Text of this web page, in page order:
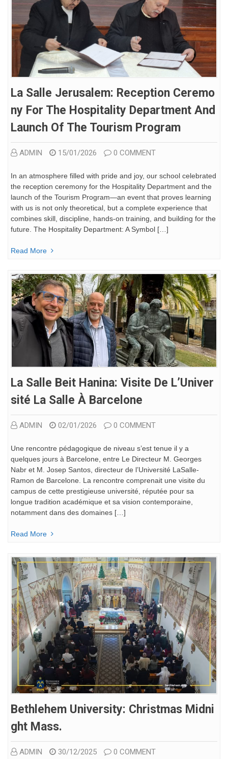
La Salle Jerusalem: Reception Ceremo
Ny For The Hospitality Department And
Launch Of The Tourism Program
ADMIN 15/01/2026 0 COMMENT
In an atmosphere filled with pride and joy, our school celebrated
the reception ceremony for the Hospitality Department and the
launch of the Tourism Program—an event that proves learning
with us is not only theoretical, but a complete experience that
combines skill, discipline, hands-on training, and building for the
future. The Hospitality Department: A Symbol […]
Read More
La Salle Beit Hanina: Visite De L’Univer
Sité La Salle À Barcelone
ADMIN 02/01/2026 0 COMMENT
Une rencontre pédagogique de niveau s’est tenue il y a
quelques jours à Barcelone, entre Le Directeur M. Georges
Nabr et M. Josep Santos, directeur de l’Université LaSalle-
Ramon de Barcelone. La rencontre comprenait une visite du
campus de cette prestigieuse université, réputée pour sa
longue tradition académique et sa vision contemporaine,
notamment dans des domaines […]
Read More
Bethlehem University: Christmas Midni
Ght Mass.
ADMIN 30/12/2025 0 COMMENT